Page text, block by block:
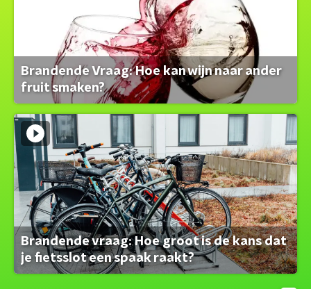
Brandende Vraag: Hoe kan wijn naar ander
fruit smaken?
Brandende vraag: Hoe groot is de kans dat
je fietsslot een spaak raakt?